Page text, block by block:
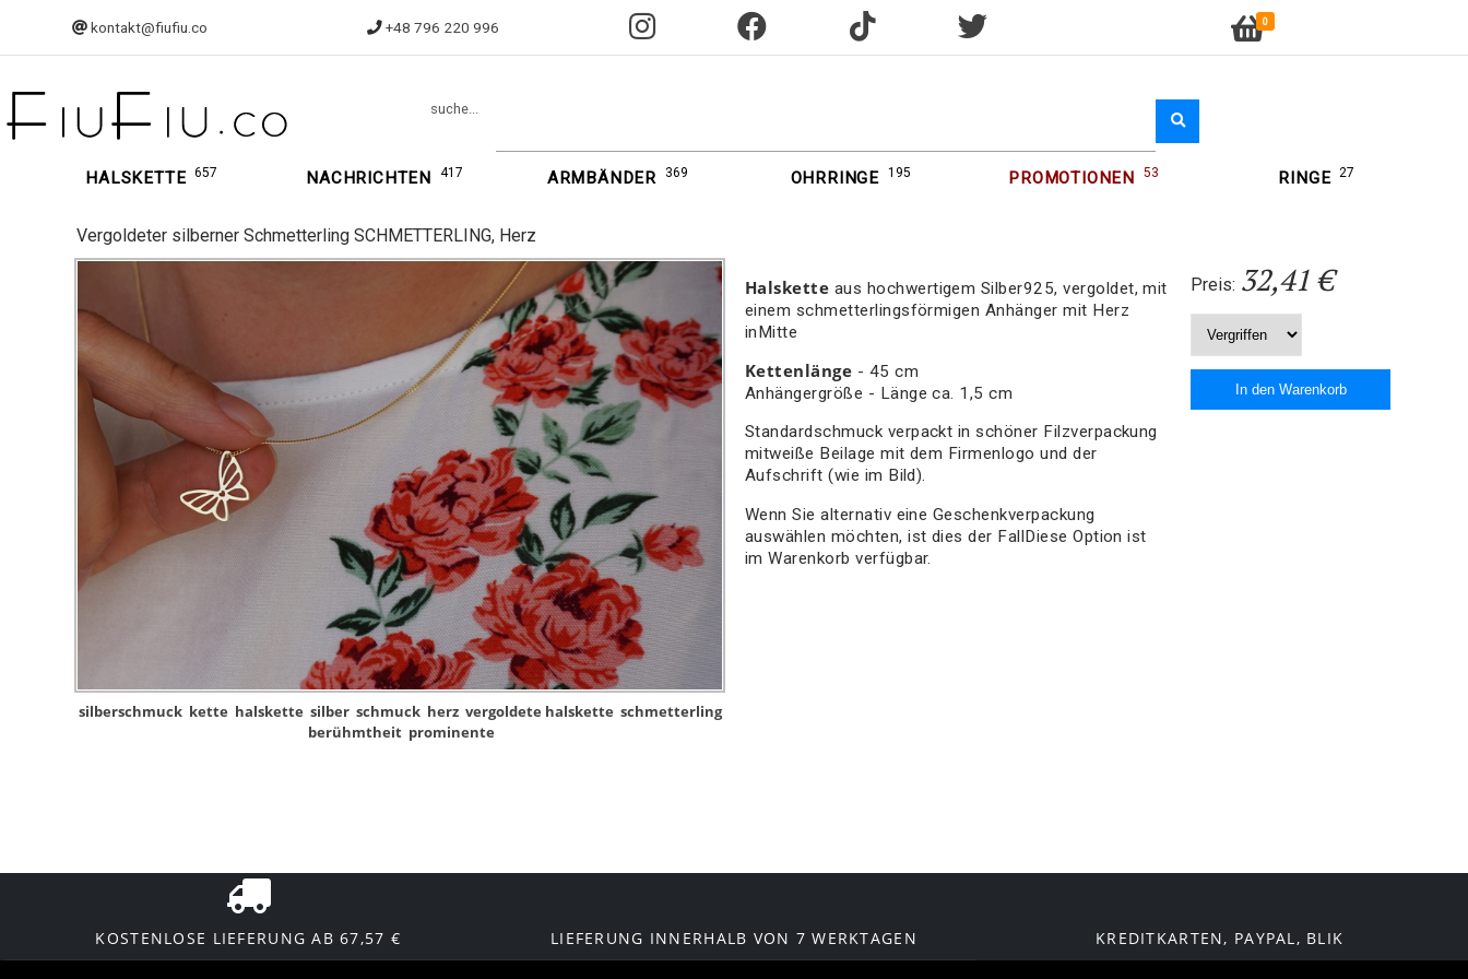
kontakt@fiufiu.co +48 796 220 996 0
suche...
HALSKETTE 657 NACHRICHTEN 417 ARMBÄNDER 369 OHRRINGE 195 PROMOTIONEN 53 RINGE 27
Vergoldeter silberner Schmetterling SCHMETTERLING, Herz
silberschmuck kette halskette silber schmuck herz vergoldete halskette schmetterling
berühmtheit prominente
Halskette aus hochwertigem Silber925, vergoldet, mit
einem schmetterlingsförmigen Anhänger mit Herz
inMitte
Kettenlänge - 45 cm
Anhängergröße - Länge ca. 1,5 cm
Standardschmuck verpackt in schöner Filzverpackung
mitweiße Beilage mit dem Firmenlogo und der
Aufschrift (wie im Bild).
Wenn Sie alternativ eine Geschenkverpackung
auswählen möchten, ist dies der FallDiese Option ist
im Warenkorb verfügbar.
Preis: 32,41 €
KOSTENLOSE LIEFERUNG AB 67,57 € LIEFERUNG INNERHALB VON 7 WERKTAGEN KREDITKARTEN, PAYPAL, BLIK